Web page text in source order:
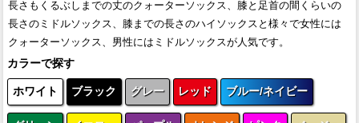
長さもくるぶしまでの丈のクォーターソックス、膝と足首の間くらいの
長さのミドルソックス、膝までの長さのハイソックスと様々で女性には
クォーターソックス、男性にはミドルソックスが人気です。
カラーで探す
ホワイト ブラック グレー レッド ブルー/ネイビー